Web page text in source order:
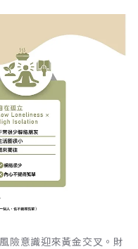
險意識迎來黃金交叉。財